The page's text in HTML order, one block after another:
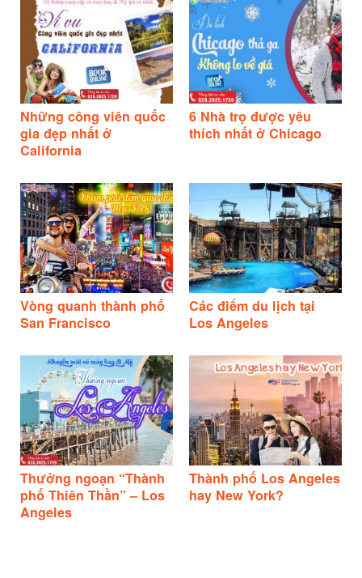
Những công viên quốc
gia đẹp nhất ở
California
6 Nhà trọ được yêu
thích nhất ở Chicago
Vòng quanh thành phố
San Francisco
Các điểm du lịch tại
Los Angeles
Thưởng ngoạn “Thành
phố Thiên Thần” – Los
Angeles
Thành phố Los Angeles
hay New York?